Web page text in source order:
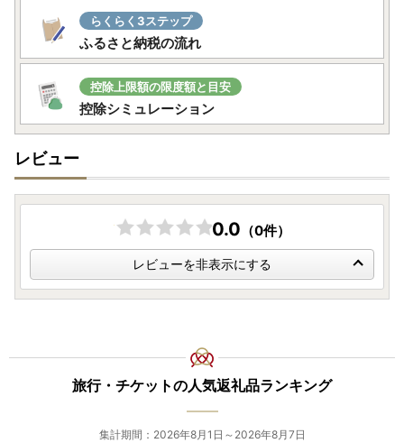
らくらく3ステップ
ふるさと納税の流れ
控除上限額の限度額と目安
控除シミュレーション
レビュー
0.0 （0件）
レビューを非表示にする
旅行・チケットの人気返礼品ランキング
集計期間：2026年8月1日～2026年8月7日